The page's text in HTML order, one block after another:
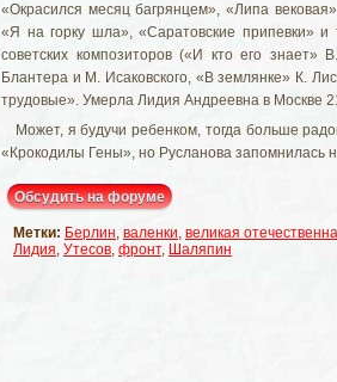
«Окрасился месяц багрянцем», «Липа
«Я на горку шла», «Саратовские припевки»
советских композиторов («И кто его
Блантера и М. Исаковского, «В землянке» К.
трудовые». Умерла Лидия Андреевна в Москве
Может, я будучи ребенком, тогда больше
«Крокодилы Гены», но Русланова запомнилась
Обсудить на форуме
Метки: Берлин, валенки, великая
Лидия, Утесов, фронт, Шаляпин